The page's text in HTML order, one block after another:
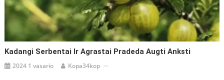
Kadangi Serbentai Ir Agrastai Pradeda Augti Anksti
2024 1 vasario Kopa34kop